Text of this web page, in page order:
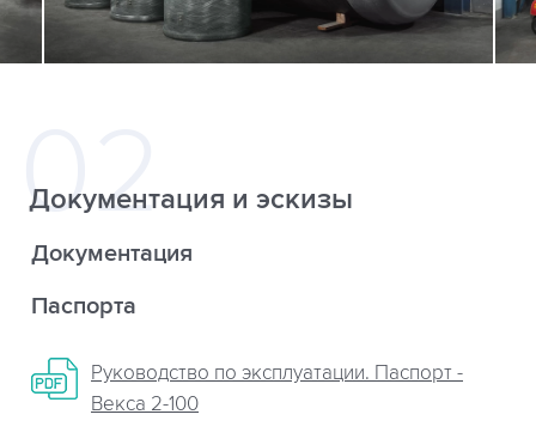
Документация и эскизы
Документация
Паспорта
Руководство по эксплуатации. Паспорт -
Векса 2-100